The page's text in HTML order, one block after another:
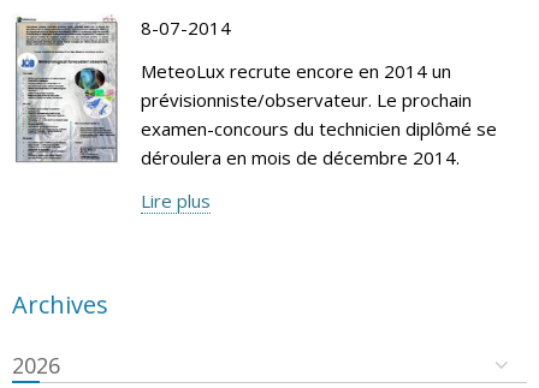
8-07-2014
MeteoLux recrute encore en 2014 un
prévisionniste/observateur. Le prochain
examen-concours du technicien diplômé se
déroulera en mois de décembre 2014.
Lire plus
Archives
2026